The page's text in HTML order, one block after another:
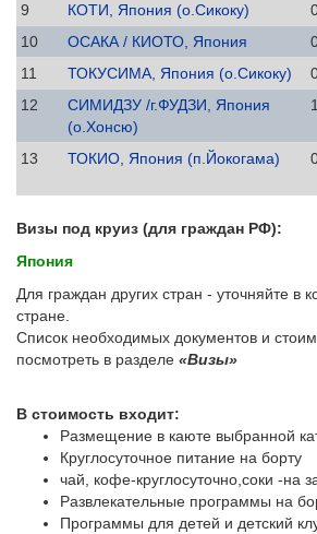
9
КОТИ, Япония (о.Сикоку)
10
ОСАКА / КИОТО, Япония
11
ТОКУСИМА, Япония (о.Сикоку)
12
СИМИДЗУ /г.ФУДЗИ, Япония
(о.Хонсю)
13 ТОКИО, Япония (п.Йокогама)
Визы под круиз (для граждан РФ):
Япония
Для граждан других стран - уточняйте в
стране.
Список необходимых документов и
посмотреть в разделе «Визы»
В стоимость входит:
Размещение в каюте выбранной
Круглосуточное питание на борту
чай, кофе-круглосуточно,соки -на
Развлекательные программы на
Программы для детей и детский